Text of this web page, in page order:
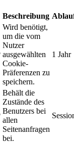
Beschreibung
Wird benötigt,
um die vom
Nutzer
ausgewählten
Cookie-
Präferenzen zu
speichern.
1 Jahr
Behält die
Zustände des
Benutzers bei
allen
Seitenanfragen
bei.